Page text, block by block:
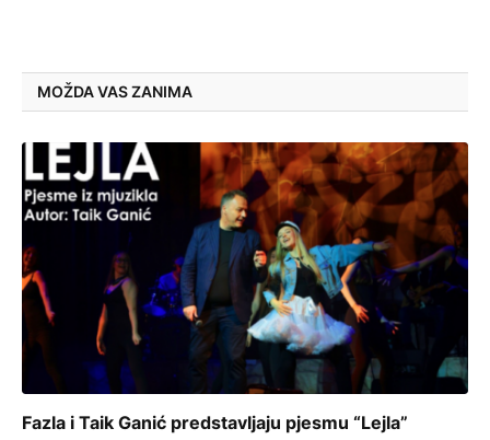
MOŽDA VAS ZANIMA
Fazla i Taik Ganić predstavljaju pjesmu “Lejla”